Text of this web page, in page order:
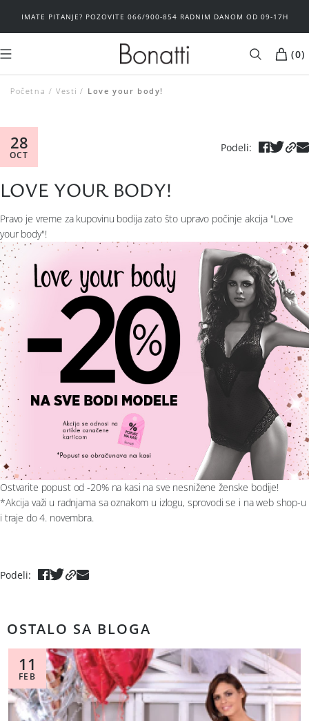
IMATE PITANJE? POZOVITE 066/900-854 RADNIM DANOM OD 09-17H
ŽENE
Brushalteri
Spavaći program
Basic
Sport
Kupaći kostimi
Plažni program
Aksesoari
Papuče i čarape
Outlet
Moj nalog
Pratite nas
MUŠKARCI
Donji veš
Plažni program
Basic
Outlet
Moj nalog
Pratite nas
(0)
Love your body!
Vesti
Početna
28
OCT
Podeli:
LOVE YOUR BODY!
Pravo je vreme za kupovinu bodija zato što upravo počinje akcija "Love
your body"!
Ostvarite popust od -20% na kasi na sve nesnižene ženske bodije!
*Akcija važi u radnjama sa oznakom u izlogu, sprovodi se i na web shop-u
i traje do 4. novembra.
Podeli:
OSTALO SA BLOGA
11
FEB